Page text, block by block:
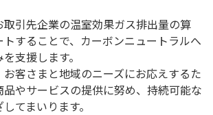
引先企業の温室効果ガス排出量の算
することで、カーボンニュートラルへ
支援します。
客さまと地域のニーズにお応えするた
やサービスの提供に努め、持続可能な
てまいります。